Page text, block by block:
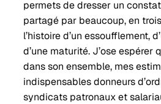
permets de dresser un
partagé par beaucoup, en
l’histoire d’un essoufflement,
d’une maturité. J’ose espérer
dans son ensemble, mes
indispensables donneurs
syndicats patronaux et